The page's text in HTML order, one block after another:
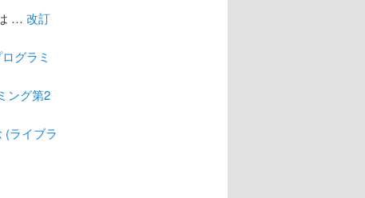
は …改訂
グラミ
ング第2
(ライブラ